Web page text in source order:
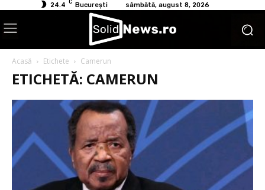
24.4 C București sâmbătă, august 8, 2026
Acasă Etichete Camerun
ETICHETĂ: CAMERUN